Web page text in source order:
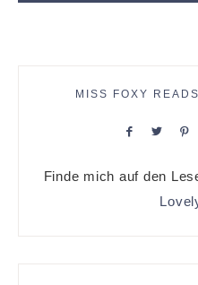
MISS FOXY
Finde mich auf den